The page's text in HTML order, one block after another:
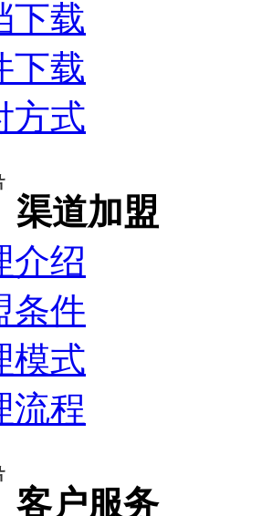
下载
下载
方式
渠道加盟
介绍
条件
模式
流程
客户服务